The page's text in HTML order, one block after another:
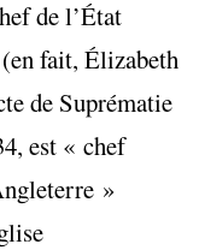
de l’État
fait, Élizabeth
de Suprématie
est « chef
»